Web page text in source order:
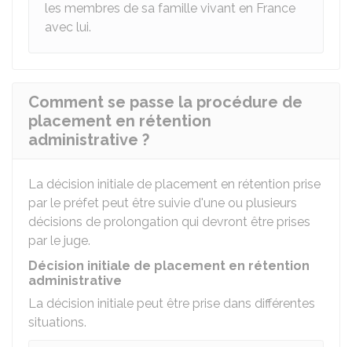
les membres de sa famille vivant en France
avec lui.
Comment se passe la procédure de
placement en rétention
administrative ?
La décision initiale de placement en rétention prise
par le préfet peut être suivie d'une ou plusieurs
décisions de prolongation qui devront être prises
par le juge.
Décision initiale de placement en rétention
administrative
La décision initiale peut être prise dans différentes
situations.